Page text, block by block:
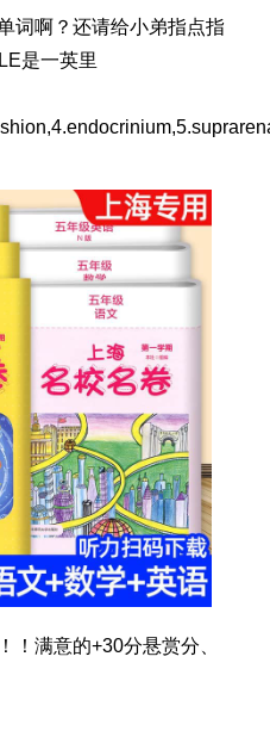
词啊？还请给小弟指点指
是一英里
！满意的+30分悬赏分、